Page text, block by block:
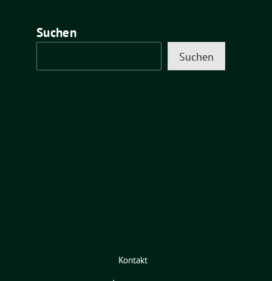
Suchen
Suchen
Kontakt